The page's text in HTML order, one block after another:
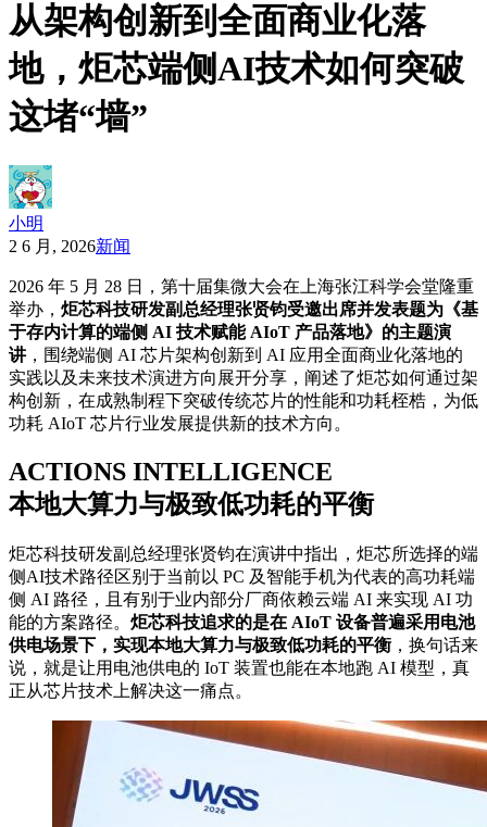
从架构创新到全面商业化落
地，炬芯端侧AI技术如何突破
这堵“墙”
小明
2 6 月, 2026新闻
2026 年 5 月 28 日，第十届集微大会在上海张江科学会堂隆重
举办， 炬芯科技研发副总经理张贤钧受邀出席并发表题为《基
于存内计算的端侧 AI 技术赋能 AIoT 产品落地》的主题演
讲，围绕端侧 AI 芯片架构创新到 AI 应用全面商业化落地的
实践以及未来技术演进方向展开分享，阐述了炬芯如何通过架
构创新，在成熟制程下突破传统芯片的性能和功耗桎梏，为低
功耗 AIoT 芯片行业发展提供新的技术方向。
ACTIONS INTELLIGENCE
本地大算力与极致低功耗的平衡
炬芯科技研发副总经理张贤钧在演讲中指出，炬芯所选择的端
侧AI技术路径区别于当前以 PC 及智能手机为代表的高功耗端
侧 AI 路径，且有别于业内部分厂商依赖云端 AI 来实现 AI 功
能的方案路径。 炬芯科技追求的是在 AIoT 设备普遍采用电池
供电场景下，实现本地大算力与极致低功耗的平衡 ，换句话来
说，就是让用电池供电的 IoT 装置也能在本地跑 AI 模型，真
正从芯片技术上解决这一痛点。